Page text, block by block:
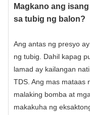
Magkano ang
sa tubig ng balon?
Ang antas ng presyo
ng tubig. Dahil kapag
lamad ay kailangan
TDS. Ang mas mataas
malaking bomba at
makakuha ng